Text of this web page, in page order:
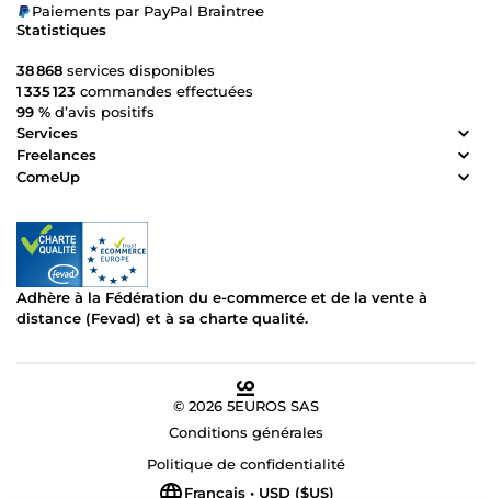
Paiements par PayPal Braintree
Statistiques
38 868 services disponibles
1 335 123 commandes effectuées
99 % d’avis positifs
Services
Freelances
ComeUp
Adhère à la Fédération du e-commerce et de la vente à
distance (Fevad) et à sa charte qualité.
© 2026 5EUROS SAS
Conditions générales
Politique de confidentialité
Français • USD ($US)